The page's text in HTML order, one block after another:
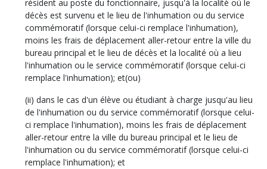
résident au poste du fonctionnaire, jusqu'à la localité où le
décès est survenu et le lieu de l'inhumation ou du service
commémoratif (lorsque celui-ci remplace l'inhumation),
moins les frais de déplacement aller-retour entre la ville du
bureau principal et le lieu de décès et la localité où a lieu
l'inhumation ou le service commémoratif (lorsque celui-ci
remplace l'inhumation); et(ou)
(ii) dans le cas d'un élève ou étudiant à charge jusqu'au lieu
de l'inhumation ou du service commémoratif (lorsque celui-
ci remplace l'inhumation), moins les frais de déplacement
aller-retour entre la ville du bureau principal et le lieu de
l'inhumation ou du service commémoratif (lorsque celui-ci
remplace l'inhumation); et